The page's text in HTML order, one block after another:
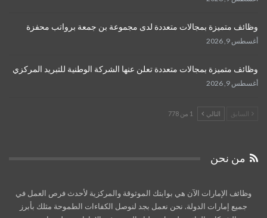
وظائف متميزة بمجالات متعددة لدى مجموعة بن جمعة برواتب محفزة
أغسطس 9, 2026
وظائف متميزة بمجالات متعددة تعلن عنها الشركة الوطنية للتبريد المركزي
أغسطس 9, 2026
السابق التالي 1 من 778
من نحن
وظائف الإمارات الآن هي بوابتك الموثوقة والمركزية لأحدث فرص العمل في
جميع إمارات الدولة. نحن نعمل بجد لنوصل الكفاءات الطموحة مثلك بأبرز